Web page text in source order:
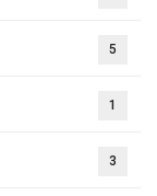
5
1
3